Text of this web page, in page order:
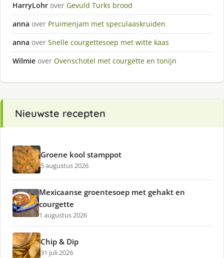
HarryLohr over Gevuld Turks brood
anna over Pruimenjam met speculaaskruiden
anna over Snelle courgettesoep met witte kaas
Wilmie over Ovenschotel met courgette en tonijn
Nieuwste recepten
Groene kool stamppot
5 augustus 2026
Mexicaanse groentesoep met gehakt en
courgette
1 augustus 2026
Chip & Dip
31 juli 2026